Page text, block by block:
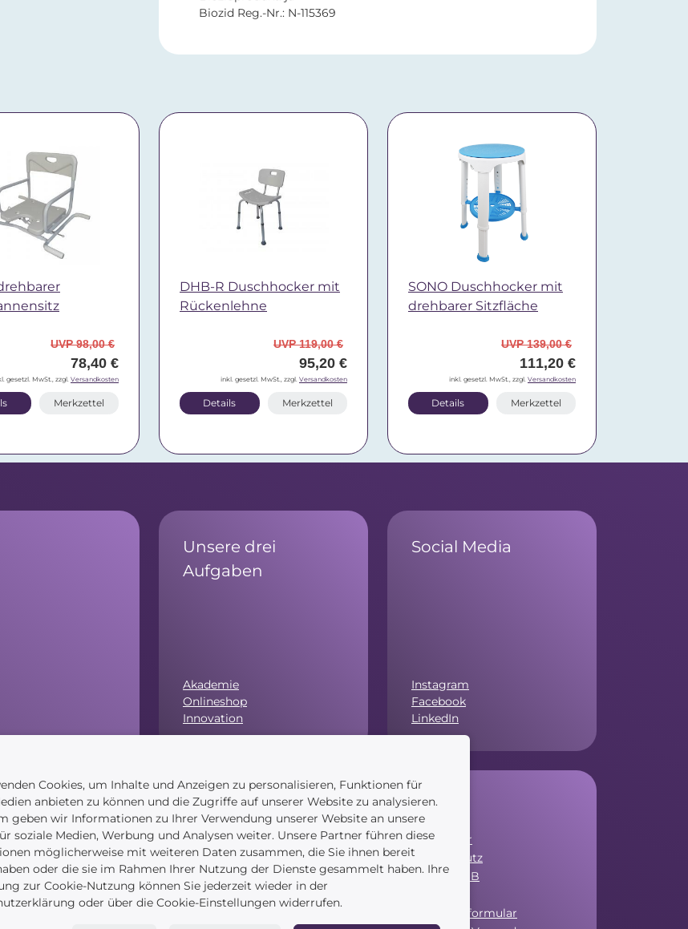
Biozid Reg.-Nr.: N-115369
UVP 98,00 €
78,40 €
gesetzl. MwSt., zzgl.Versandkosten
Merkzettel
DHB-R Duschhocker mit
Rückenlehne
UVP 119,00 €
95,20 €
inkl. gesetzl. MwSt., zzgl. Versandkosten
Details Merkzettel
SONO Duschhocker mit
drehbarer Sitzfläche
UVP 139,00 €
111,20 €
inkl. gesetzl. MwSt., zzgl. Versandkosten
Details Merkzettel
Unsere drei
Aufgaben
Akademie
Onlineshop
Innovation
Social Media
Instagram
Facebook
LinkedIn
Navigation
Startseite
Blog
Service
Newsletter
Datenschutz
Unsere AGB
Widerrufsformular
Cookies, um Inhalte und Anzeigen zu personalisieren, Funktionen für
anbieten zu können und die Zugriffe auf unserer Website zu analysieren.
geben wir Informationen zu Ihrer Verwendung unserer Website an unsere
soziale Medien, Werbung und Analysen weiter. Unsere Partner führen diese
möglicherweise mit weiteren Daten zusammen, die Sie ihnen bereit
oder die sie im Rahmen Ihrer Nutzung der Dienste gesammelt haben. Ihre
zur Cookie-Nutzung können Sie jederzeit wieder in der
oder über die Cookie-Einstellungen widerrufen.